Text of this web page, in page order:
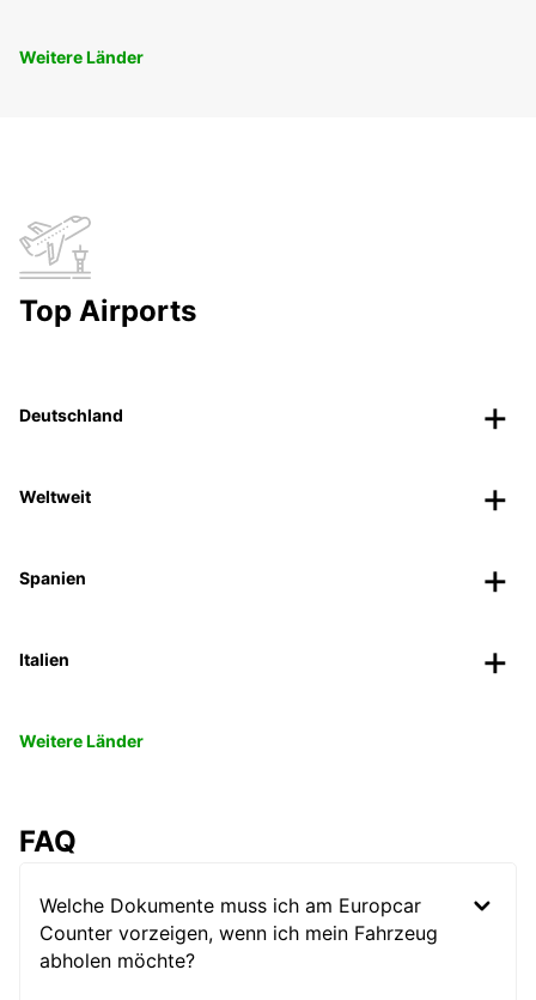
Weitere Länder
Top Airports
Deutschland
Weltweit
Spanien
Italien
Weitere Länder
FAQ
Welche Dokumente muss ich am Europcar
Counter vorzeigen, wenn ich mein Fahrzeug
abholen möchte?